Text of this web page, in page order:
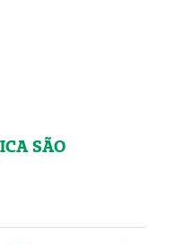
SÃO